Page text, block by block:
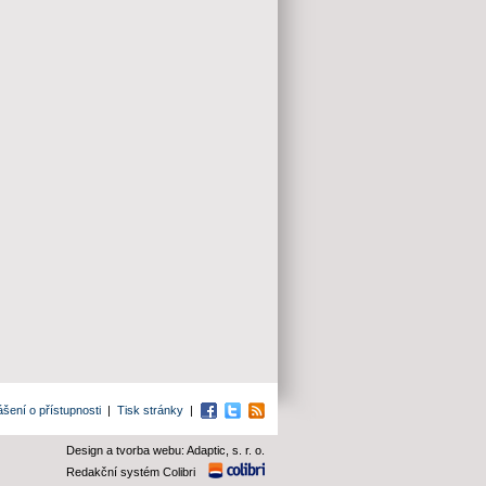
o přístupnosti | Tisk stránky | Facebook
TwitterRSS
Design a tvorba webu: Adaptic, s. r. o.
Redakční systém Colibri